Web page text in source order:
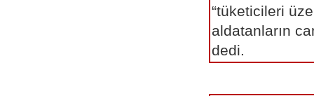
“tüketicileri
aldatanların